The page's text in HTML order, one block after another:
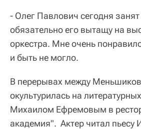
- Олег Павлович сегодня занят
обязательно его вытащу на
оркестра. Мне очень
и быть не могло.
В перерывах между
окультурилась на
Михаилом Ефремовым в
академия". Актер читал пьесу